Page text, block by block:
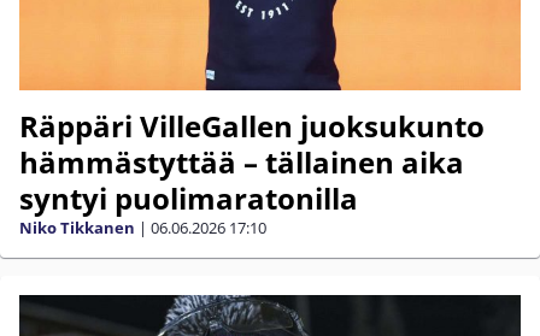
Räppäri VilleGallen juoksukunto
hämmästyttää – tällainen aika
syntyi puolimaratonilla
Niko Tikkanen | 06.06.2026 17:10